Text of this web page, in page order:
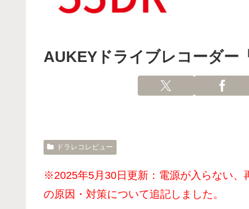
AUKEYドライブレコーダー
ドラレコレビュー
※2025年5月30日更新：電源が入らない、
の原因・対策について追記しました。